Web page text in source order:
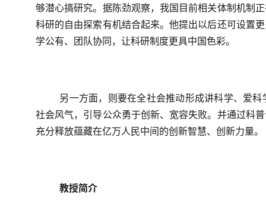
够潜心搞研究。据陈劲观察，我国目前相关体制机制
科研的自由探索有机结合起来。他提出以后还可设置
学公有、团队协同，让科研制度更具中国色彩。
另一方面，则要在全社会推动形成讲科学、爱
社会风气，引导公众勇于创新、宽容失败。并通过科
充分释放蕴藏在亿万人民中间的创新智慧、创新力量。
教授简介